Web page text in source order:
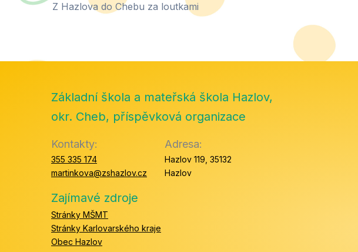
Z Hazlova do Chebu za loutkami
Základní škola a mateřská škola Hazlov,
okr. Cheb, příspěvková organizace
Kontakty:
355 335 174
martinkova@zshazlov.cz
Adresa:
Hazlov 119, 35132
Hazlov
Zajímavé zdroje
Stránky MŠMT
Stránky Karlovarského kraje
Obec Hazlov